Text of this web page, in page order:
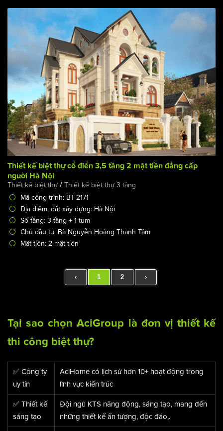
Thiết kế biệt thự cổ điển 3,5 tầng 2 mặt tiền đẳng cấp
người Hà Nội
Thiết kế biệt thự / Thiết kế biệt thự 3 tầng
Mã công trình: BT-2171
Địa điểm, đất xây dựng: Hà Nội
Số tầng: 3 tầng + 1 tum
Chủ đầu tư: Bà Nguyễn Hoàng Thanh Tâm
Mặt tiền: 2 mặt tiền
‹ 1 2 ›
Tại sao chọn AciGroup là đơn vị thiết kế
thi công biệt thự?
✅ Công ty
uy tín
AciHome có lịch sử hơn 10+ hoạt động trong
lĩnh vực kiến trúc
✅ Thiết kế
sáng tạo
Đội ngũ KTS năng động, sáng tạo, mang đến
những thiết kế ấn tượng, độc đáo,.